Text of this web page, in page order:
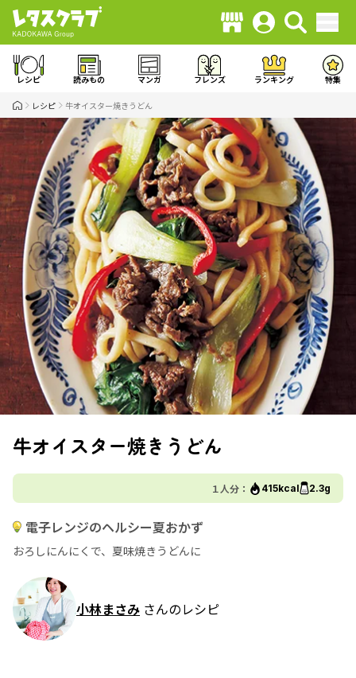
レシピ 読みもの マンガ フレンズ ランキング 特集
レシピ 牛オイスター焼きうどん
牛オイスター焼きうどん
１人分： 415kcal 2.3g
電子レンジのヘルシー夏おかず
おろしにんにくで、夏味焼きうどんに
小林まさみ さんのレシピ